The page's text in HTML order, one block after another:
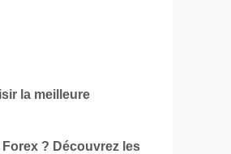
la meilleure
? Découvrez les